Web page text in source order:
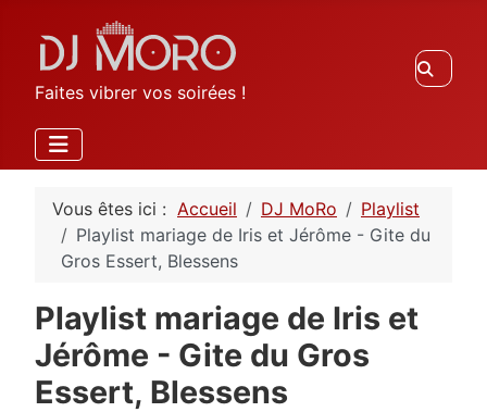
Faites vibrer vos soirées !
Vous êtes ici : Accueil DJ MoRo
Playlist
Playlist mariage de Iris et Jérôme - Gite du
Gros Essert, Blessens
Playlist mariage de Iris et
Jérôme - Gite du Gros
Essert, Blessens